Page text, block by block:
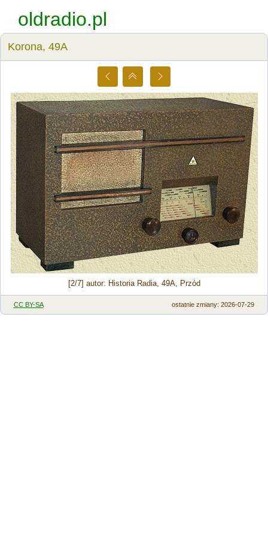
oldradio.pl
Korona, 49A
[2/7] autor: Historia Radia, 49A, Przód
CC BY-SA ostatnie zmiany: 2026-07-29